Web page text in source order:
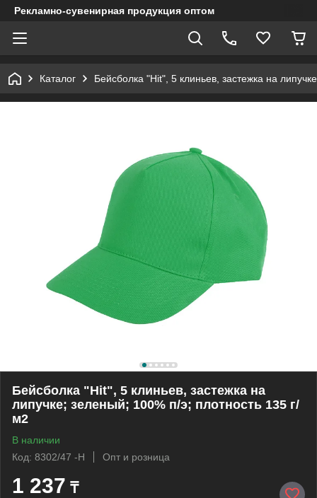
Рекламно-сувенирная продукция оптом
Каталог Бейсболка "Hit", 5 клиньев, застежка на
Бейсболка "Hit", 5 клиньев, застежка на
липучке; зеленый; 100% п/э; плотность 135 г/
м2
В наличии
Код: 8302/47 -Н
Опт и розница
1 237 ₸